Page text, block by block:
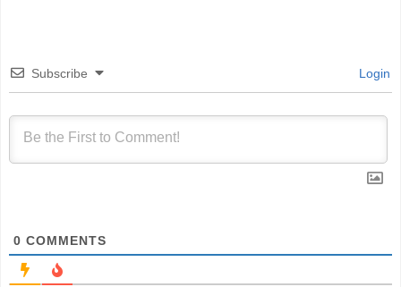
Subscribe Login
0 COMMENTS